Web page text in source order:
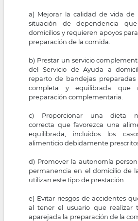
a) Mejorar la calidad de vida de
situación de dependencia
domicilios y requieren apoyos
preparación de la comida.
b) Prestar un servicio
del Servicio de Ayuda a
reparto de bandejas
completa y equilibrada que
preparación complementaria.
c) Proporcionar una dieta
correcta que favorezca una
equilibrada, incluidos los
alimenticio debidamente
d) Promover la autonomía
permanencia en el domicilio de
utilizan este tipo de prestación.
e) Evitar riesgos de accidentes
al tener el usuario que realizar
aparejada la preparación de la